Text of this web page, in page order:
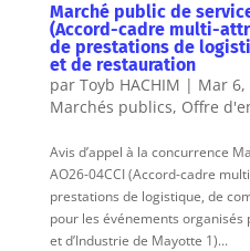
Marché public de
(Accord-cadre multi-
de prestations de
et de restauration
par Toyb HACHIM | Mar 6,
Marchés publics, Offre
Avis d’appel à la concurrence
AO26-04CCI (Accord-cadre
prestations de logistique, de
pour les événements
et d’Industrie de Mayotte 1)...